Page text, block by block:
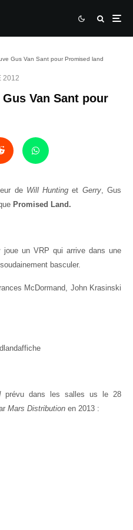
Gus Van Sant pour Promised land
2012
Van Sant pour
de Will Hunting et Gerry, Gus
Promised Land.
joue un VRP qui arrive dans une
basculer.
McDormand, John Krasinski
prévu dans les salles us le 28
Mars Distribution en 2013 :